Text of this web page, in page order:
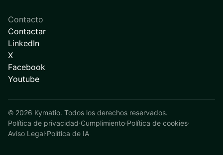
Contacto
Contactar
LinkedIn
X
Facebook
Youtube
© 2026 Kymatio. Todos los derechos reservados.
Política de privacidad·Cumplimiento·Política de cookies·
Aviso Legal·Política de IA